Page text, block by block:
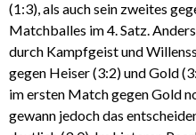
(1:3), als auch sein zweites
Matchballes im 4. Satz.
durch Kampfgeist und
gegen Heiser (3:2) und Gold
im ersten Match gegen Gold
gewann jedoch das